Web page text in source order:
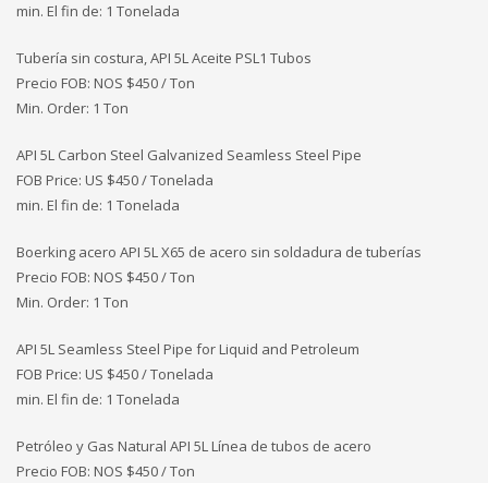
min. El fin de: 1 Tonelada
Tubería sin costura, API 5L Aceite PSL1 Tubos
Precio FOB: NOS $450 / Ton
Min. Order: 1 Ton
API 5L Carbon Steel Galvanized Seamless Steel Pipe
FOB Price: US $450 / Tonelada
min. El fin de: 1 Tonelada
Boerking acero API 5L X65 de acero sin soldadura de tuberías
Precio FOB: NOS $450 / Ton
Min. Order: 1 Ton
API 5L Seamless Steel Pipe for Liquid and Petroleum
FOB Price: US $450 / Tonelada
min. El fin de: 1 Tonelada
Petróleo y Gas Natural API 5L Línea de tubos de acero
Precio FOB: NOS $450 / Ton